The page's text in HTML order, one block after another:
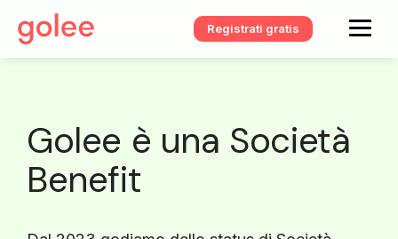
Registrati gratis
Golee è una Società
Benefit